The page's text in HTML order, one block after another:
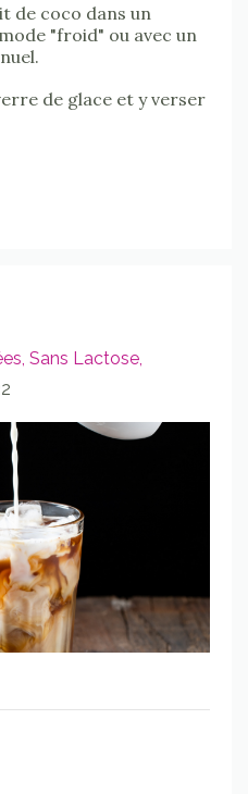
de coco dans un
"froid" ou avec un
de glace et y verser
Sans Lactose